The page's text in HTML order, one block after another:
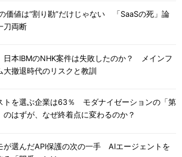
価値は“割り勘”だけじゃない 「SaaSの死」論
刀両断
日本IBMのNHK案件は失敗したのか？ メインフ
大撤退時代のリスクと教訓
トを選ぶ企業は63％ モダナイゼーションの「第
のはずが、なぜ終着点に変わるのか？
が選んだAPI保護の次の一手 AIエージェントを